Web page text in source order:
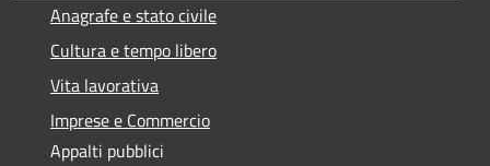
Anagrafe e stato civile
Cultura e tempo libero
Vita lavorativa
Imprese e Commercio
Appalti pubblici